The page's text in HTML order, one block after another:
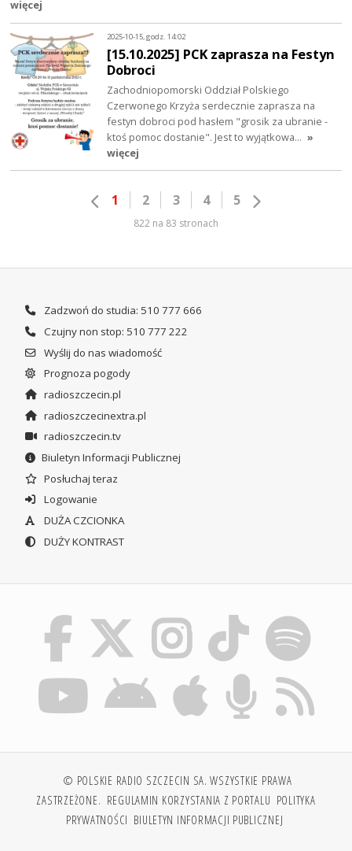
więcej
2025-10-15, godz. 14:02
[15.10.2025] PCK zaprasza na Festyn
Dobroci
Zachodniopomorski Oddział Polskiego
Czerwonego Krzyża serdecznie zaprasza na
festyn dobroci pod hasłem "grosik za ubranie -
ktoś pomoc dostanie". Jest to wyjątkowa… »
więcej
1 2 3 4 5
822 na 83 stronach
Zadzwoń do studia: 510 777 666
Czujny non stop: 510 777 222
Wyślij do nas wiadomość
Prognoza pogody
radioszczecin.pl
radioszczecinextra.pl
radioszczecin.tv
Biuletyn Informacji Publicznej
Posłuchaj teraz
Logowanie
DUŻA CZCIONKA
DUŻY KONTRAST
© POLSKIE RADIO SZCZECIN SA. WSZYSTKIE PRAWA
ZASTRZEŻONE. REGULAMIN KORZYSTANIA Z PORTALU POLITYKA
PRYWATNOŚCI BIULETYN INFORMACJI PUBLICZNEJ